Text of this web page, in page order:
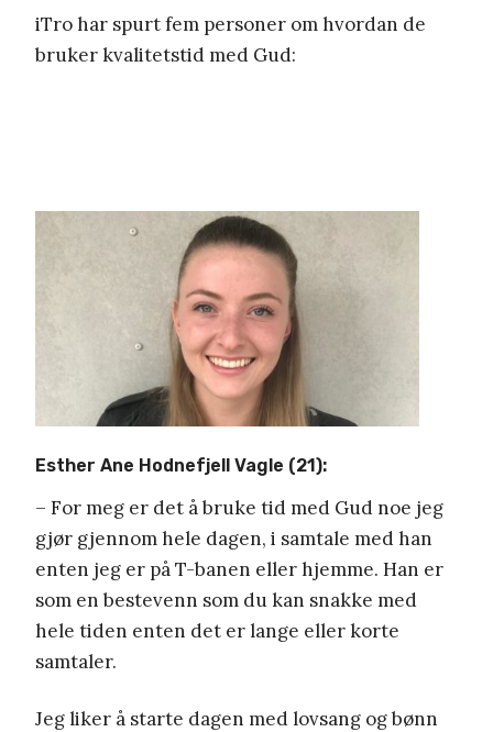
iTro har spurt fem personer om hvordan de
bruker kvalitetstid med Gud:
Esther Ane Hodnefjell Vagle (21):
– For meg er det å bruke tid med Gud noe jeg
gjør gjennom hele dagen, i samtale med han
enten jeg er på T-banen eller hjemme. Han er
som en bestevenn som du kan snakke med
hele tiden enten det er lange eller korte
samtaler.
Jeg liker å starte dagen med lovsang og bønn